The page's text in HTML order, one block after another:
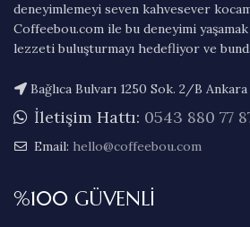
deneyimlemeyi seven kahvesever
Coffeebou.com ile bu deneyimi
lezzeti buluşturmayı hedefliyor ve
Bağlıca Bulvarı 1250 Sok. 2/B Ankara
İletişim Hattı: 0543 880 77
Email: hello@coffeebou.com
%100 GÜVENLİ